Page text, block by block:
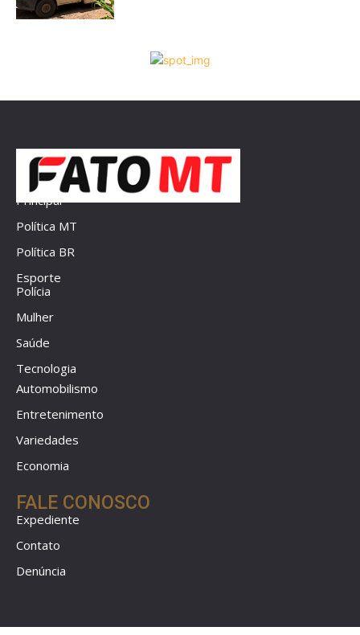
Principal
Política MT
Política BR
Esporte
Polícia
Mulher
Saúde
Tecnologia
Automobilismo
Entretenimento
Variedades
Economia
FALE CONOSCO
Expediente
Contato
Denúncia